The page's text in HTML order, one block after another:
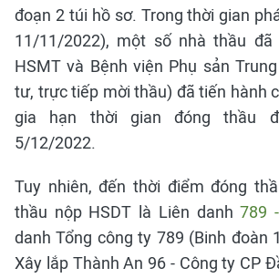
đoạn 2 túi hồ sơ. Trong thời gian
11/11/2022), một số nhà thầu
HSMT và Bệnh viện Phụ sản
tư, trực tiếp mời thầu) đã tiến hành
gia hạn thời gian đóng thầu
5/12/2022.
Tuy nhiên, đến thời điểm đóng
thầu nộp HSDT là Liên danh789
danh Tổng công ty 789 (Binh đoàn
Xây lắp Thành An 96 - Công ty CP